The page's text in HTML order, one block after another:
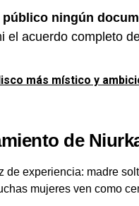
público ningún
el acuerdo completo
más místico y
de
de experiencia: madre
mujeres ven como